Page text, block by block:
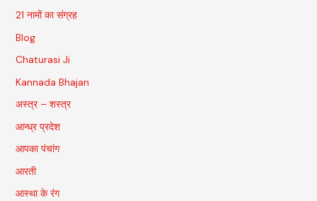
21 नामों का संग्रह
Blog
Chaturasi Ji
Kannada Bhajan
अस्त्र – शस्त्र
आन्ध्र प्रदेश
आपका पंचांग
आरती
आस्था के रंग